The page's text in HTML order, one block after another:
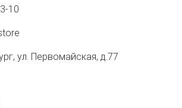
10
ул. Первомайская, д.77